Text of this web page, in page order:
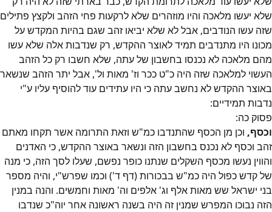
שלא יעשו מלאכה והיו מוזהרים שלא לרקעות פחי הזהב ולקצץ פתילים
שזה עשו הנודבים, אבל לא שלא יביאו זהב שגם בהיות המקדש על
מכונו היו מתנדבים תמיד לאוצר ההקדש, רק שנדבות אלה שלא עשו
מהם מלאכה לא נכנסו בחשבון של עתה, שלא חשבו רק כל הזהב
העשוי למלאכה שזה היה כ"ט ככר וז' מאות ול', אבל יתר הזהב שנשאר
באוצר ההקדש לא נחשב עתה כי היו עתידים עוד להוסיף עליו ע"י
נדבות תמידיים:
פסוק כה:
וכסף, וכן מן הכסף שהתנדבו כמ"ש וזאת התרומה אשר תקחו מאתם
זהב וכסף לא נכנס בחשבון הזה ונשאר באוצר ההקדש, כי האדנים
והווין נעשו מכסף השקלים שנתנו כופר נפשם, שעלו לסך הזה, כי מנה
של קדש כפול היה כמ"ש בבכורות (דף ד') וכמו שפרש"י, והיה מספר
בני ישראל שש מאות אלף וג' אלפים וה' מאות וחמשים. והנה במנין
הזה נבוכו המפרש שמנין זה היה בשנה ראשונה אחר יוה"כ שנדבו